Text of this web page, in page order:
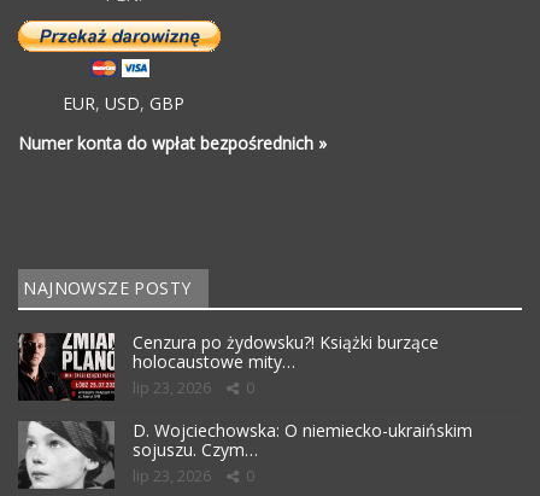
EUR, USD, GBP
Numer konta do wpłat bezpośrednich »
NAJNOWSZE POSTY
Cenzura po żydowsku?! Książki burzące
holocaustowe mity…
lip 23, 2026 0
D. Wojciechowska: O niemiecko-ukraińskim
sojuszu. Czym…
lip 23, 2026 0